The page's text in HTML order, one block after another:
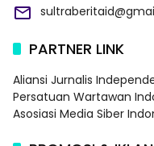
PARTNER LINK
Aliansi Jurnalis
Persatuan Wartawan
Asosiasi Media Siber